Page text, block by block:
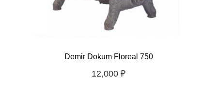
Demir Dokum Floreal 750
12,000 ₽